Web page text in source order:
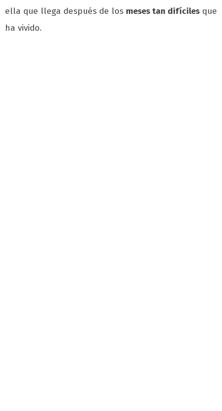
ella que llega después de los meses tan difíciles que
ha vivido.